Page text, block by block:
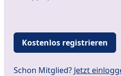
Kostenlos registrieren
Schon Mitglied? Jetzt